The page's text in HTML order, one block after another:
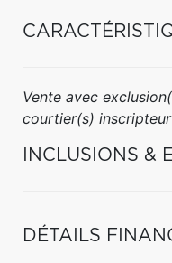
Vente avec
courtier(s)
INCLUSIONS &
DÉTAILS